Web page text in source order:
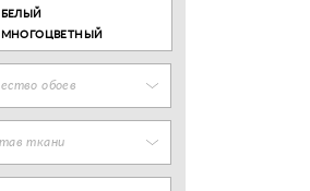
БЕЛЫЙ
МНОГОЦВЕТНЫЙ
обоев
ткани